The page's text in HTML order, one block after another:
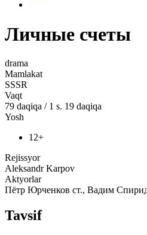
Личные счеты
drama
Mamlakat
SSSR
Vaqt
79 daqiqa / 1 s. 19 daqiqa
Yosh
12+
Rejissyor
Aleksandr Karpov
Aktyorlar
Пётр Юрченков ст., Вадим
Tavsif